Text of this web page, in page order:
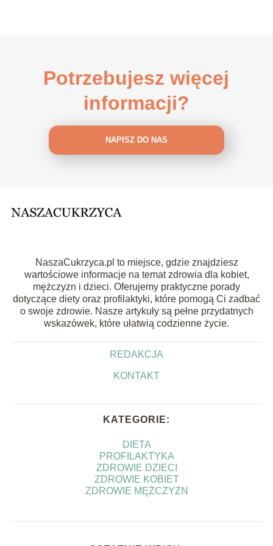
Potrzebujesz więcej
informacji?
NAPISZ DO NAS
NaszaCukrzyca.pl to miejsce, gdzie znajdziesz
wartościowe informacje na temat zdrowia dla kobiet,
mężczyzn i dzieci. Oferujemy praktyczne porady
dotyczące diety oraz profilaktyki, które pomogą Ci zadbać
o swoje zdrowie. Nasze artykuły są pełne przydatnych
wskazówek, które ułatwią codzienne życie.
REDAKCJA
KONTAKT
KATEGORIE:
DIETA
PROFILAKTYKA
ZDROWIE DZIECI
ZDROWIE KOBIET
ZDROWIE MĘŻCZYZN